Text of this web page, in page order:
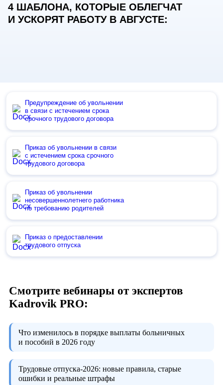
4 ШАБЛОНА, КОТОРЫЕ ОБЛЕГЧАТ
И УСКОРЯТ РАБОТУ В АВГУСТЕ:
Предупреждение об увольнении
в связи с истечением срока
срочного трудового договора
Приказ об увольнении в связи
с истечением срока срочного
трудового договора
Приказ об увольнении
несовершеннолетнего работника
по требованию родителей
Приказ о предоставлении
трудового отпуска
Смотрите вебинары от экспертов
Kadrovik PRO:
Что изменилось в порядке выплаты больничных
и пособий в 2026 году
Трудовые отпуска-2026: новые правила, старые
ошибки и реальные штрафы